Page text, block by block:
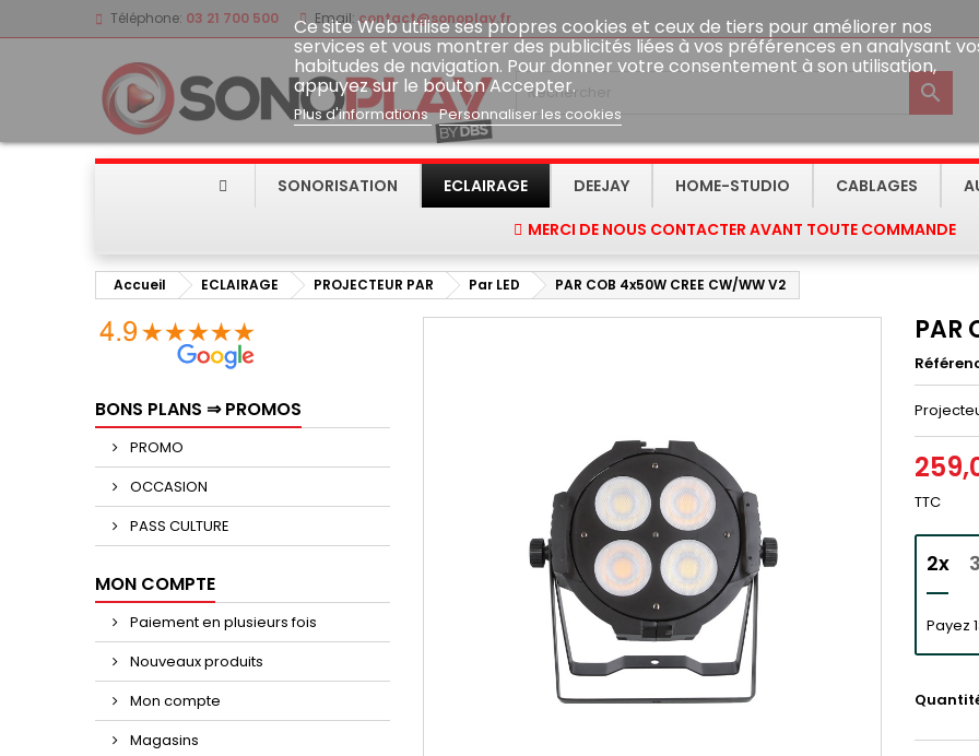
Téléphone: 03 21 700 500 Email: contact@sonoplay.fr

Ce site Web utilise ses propres cookies et ceux de tiers pour améliorer nos
services et vous montrer des publicités liées à vos préférences en analysant
habitudes de navigation. Pour donner votre consentement à son utilisation,
appuyez sur le bouton Accepter.
Plus d'informations Personnaliser les cookies
SONORISATION ECLAIRAGE DEEJAY HOME-STUDIO CABLAGES
MERCI DE NOUS CONTACTER AVANT TOUTE COMMANDE
Accueil ECLAIRAGE PROJECTEUR PAR Par LED PAR COB 4x50W CREE CW/WW V2
BONS PLANS ⇒ PROMOS
PROMO
OCCASION
PASS CULTURE
MON COMPTE
Paiement en plusieurs fois
Nouveaux produits
Mon compte
Magasins
PAR
TTC
2x
Payez